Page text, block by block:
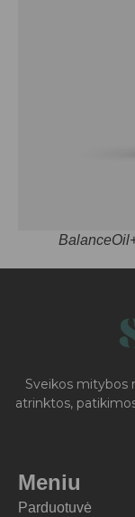
Sveikos mitybos
atrinktos,
Meniu
Parduotuvė